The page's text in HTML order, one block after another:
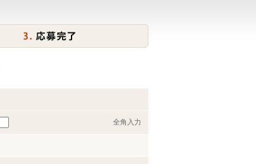
全角入力